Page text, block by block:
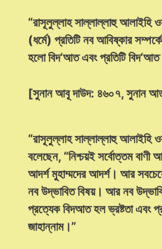
“রাসূলুল্লাহ সাল্লাল্লাহু আলাইহি
(ধর্মে) প্রতিটি নব আবিষ্কার
হলো বিদ‘আত এবং প্রতিটি
[সুনান আবূ দাউদ: ৪৬০৭, সুনান
“রাসূলুল্লাহ সাল্লাল্লাহু আলাইহি
বলেছেন, “নিশ্চয়ই সর্বোত্তম বাণী
আদর্শ মুহাম্মদের আদর্শ। আর
নব উদ্ভাবিত বিষয়। আর নব
প্রত্যেক বিদআত হল ভ্রষ্টতা এবং
জাহান্নাম।”